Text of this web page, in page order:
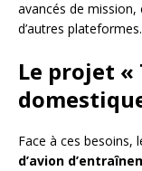
avancés de
d’autres plateformes.
Le projet «
Face à ces besoins,
d’avion